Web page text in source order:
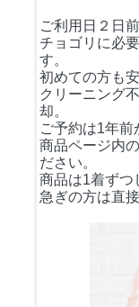
ご利用日２日
チョゴリに必
す。
初めての方も
クリーニング
却。
ご予約は1年
商品ページ内
ださい。
商品は1着ずつ
急ぎの方は直